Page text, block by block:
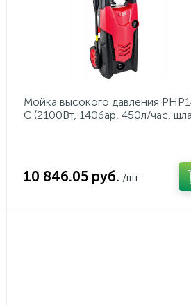
Мойка высокого давления
C (2100Вт, 140бар, 450л/час,
10 846.05 руб. /шт